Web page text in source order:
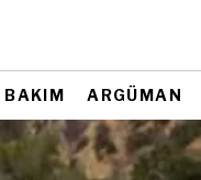
BAKIM ARGÜMAN